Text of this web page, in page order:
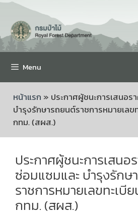
Menu
หน้าแรก » ประกาศผู้ชนะการเสนอร
บำรุงรักษารถยนต์ราชการหมายเลข
กทม. (สผส.)
ประกาศผู้ชนะการเสนอ
ซ่อมแซมและ บำรุงรัก
ราชการหมายเลขทะเบี
กทม. (สผส.)